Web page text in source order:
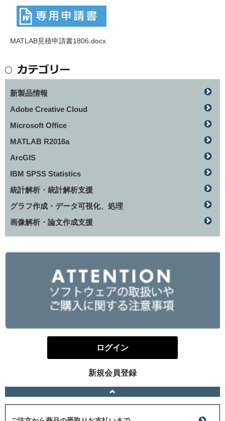
MATLAB見積申請書1806.docx
新製品情報
Adobe Creative Cloud
Microsoft Office
MATLAB R2016a
ArcGIS
IBM SPSS Statistics
統計解析・統計解析支援
グラフ作成・データ可視化、処理
画像解析・論文作成支援
ログイン
新規会員登録